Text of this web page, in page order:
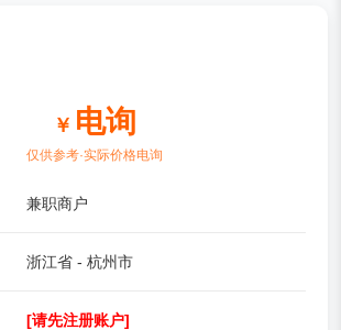
￥ 电询
仅供参考·实际价格电询
兼职商户
浙江省 - 杭州市
[请先注册账户]